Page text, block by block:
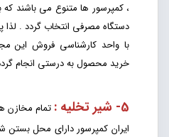
، کمپرسور ها متنوع می باشند که
دستگاه مصرفی انتخاب گردد . لذا
با واحد کارشناسی فروش این
خرید محصول به درستی انجام
5- شیر تخلیه :
تمام مخازن
ایران کمپرسور دارای محل